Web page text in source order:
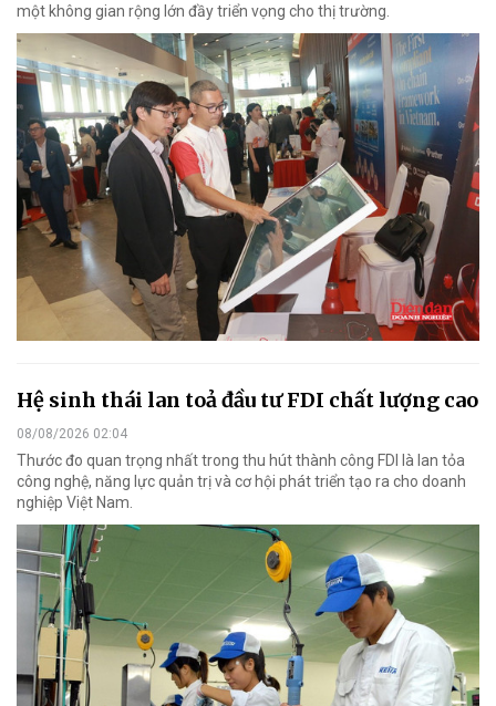
một không gian rộng lớn đầy triển vọng cho thị trường.
Hệ sinh thái lan toả đầu tư FDI chất lượng cao
08/08/2026 02:04
Thước đo quan trọng nhất trong thu hút thành công FDI là lan tỏa
công nghệ, năng lực quản trị và cơ hội phát triển tạo ra cho doanh
nghiệp Việt Nam.